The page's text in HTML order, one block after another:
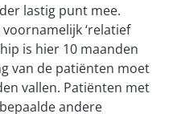
lastig punt mee.
‘relatief
is hier 10 maanden
van de patiënten moet
vallen. Patiënten met
andere